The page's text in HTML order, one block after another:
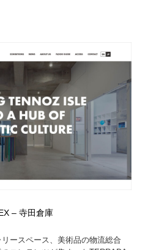
– 寺田倉庫
ースペース、美術品の物流総合